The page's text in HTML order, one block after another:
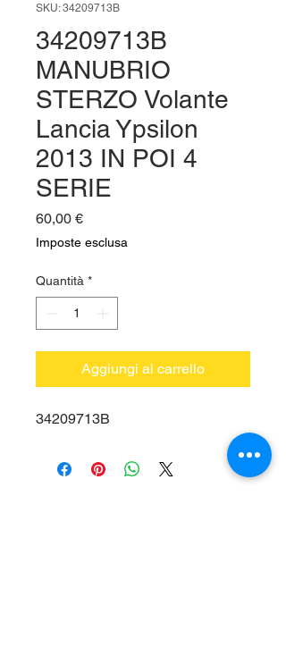
SKU: 34209713B
34209713B
MANUBRIO
STERZO Volante
Lancia Ypsilon
2013 IN POI 4
SERIE
60,00 €Prezzo
Imposte esclusa
Quantità *
Aggiungi al carrello
34209713B